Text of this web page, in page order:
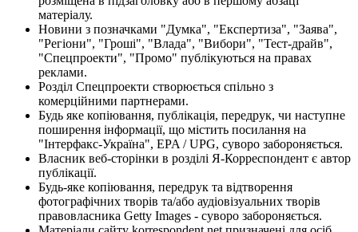
матеріалу.
Новини з позначками "Думка", "Експертиза", "Заява",
"Регіони", "Гроші", "Влада", "Вибори", "Тест-драйв",
"Спецпроекти", "Промо" публікуються на правах
реклами.
Розділ Спецпроекти створюється спільно з
комерційними партнерами.
Будь яке копіювання, публікація, передрук, чи наступне
поширення інформації, що містить посилання на
"Інтерфакс-Україна", EPA / UPG, суворо забороняється.
Власник веб-сторінки в розділі Я-Корреспондент є автор
публікації.
Будь-яке копіювання, передрук та відтворення
фотографічних творів та/або аудіовізуальних творів
правовласника Getty Images - суворо забороняється.